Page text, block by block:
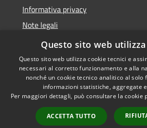
Informativa privacy
Note legali
Dichiarazione di accessibilità
Accessibilità
Questo sito web
Questo sito web utilizza cookie tecnici e
necessari al corretto funzionamento e alla
nonché un cookie tecnico analitico al solo
informazioni statistiche, aggregate
Per maggiori dettagli, può consultare la cookie
ACCETTA TUTTO